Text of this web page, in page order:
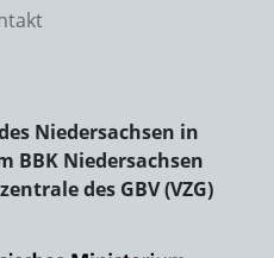
Niedersachsen in
BBK Niedersachsen
des GBV (VZG)